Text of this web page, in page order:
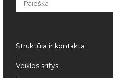
Struktūra ir kontaktai
Veiklos sritys